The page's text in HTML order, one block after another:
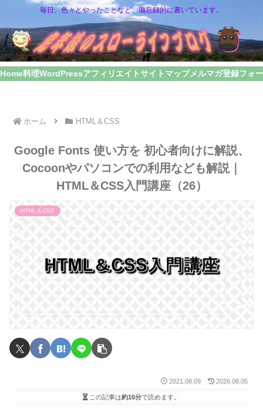
毎日、色々とやったことなど、備忘録的に書いています。
Home料理WordPressアフィリエイトサイトマップメルマガ登録フォ
ホーム HTML＆CSS
Google Fonts 使い方を 初心者向けに解説、
Cocoonやパソコンでの利用なども解説｜
HTML＆CSS入門講座（26）
HTML＆CSS
2021.08.09 2026.08.05
この記事は約16分で読めます。